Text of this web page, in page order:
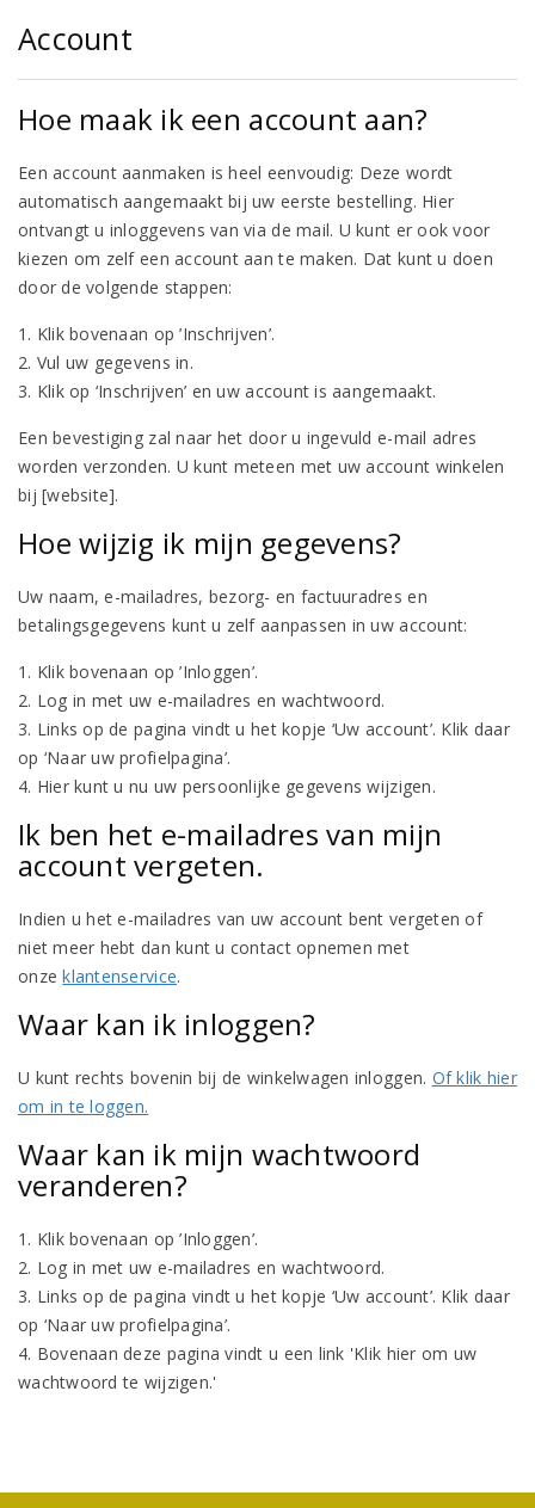
Account
Hoe maak ik een account aan?
Een account aanmaken is heel eenvoudig: Deze wordt
automatisch aangemaakt bij uw eerste bestelling. Hier
ontvangt u inloggevens van via de mail. U kunt er ook voor
kiezen om zelf een account aan te maken. Dat kunt u doen
door de volgende stappen:
1. Klik bovenaan op ’Inschrijven’.
2. Vul uw gegevens in.
3. Klik op ‘Inschrijven’ en uw account is aangemaakt.
Een bevestiging zal naar het door u ingevuld e-mail adres
worden verzonden. U kunt meteen met uw account winkelen
bij [website].
Hoe wijzig ik mijn gegevens?
Uw naam, e-mailadres, bezorg- en factuuradres en
betalingsgegevens kunt u zelf aanpassen in uw account:
1. Klik bovenaan op ’Inloggen’.
2. Log in met uw e-mailadres en wachtwoord.
3. Links op de pagina vindt u het kopje ‘Uw account’. Klik daar
op ‘Naar uw profielpagina’.
4. Hier kunt u nu uw persoonlijke gegevens wijzigen.
Ik ben het e-mailadres van mijn
account vergeten.
Indien u het e-mailadres van uw account bent vergeten of
niet meer hebt dan kunt u contact opnemen met
onzeklantenservice.
Waar kan ik inloggen?
U kunt rechts bovenin bij de winkelwagen inloggen. Of klik hier
om in te loggen.
Waar kan ik mijn wachtwoord
veranderen?
1. Klik bovenaan op ’Inloggen’.
2. Log in met uw e-mailadres en wachtwoord.
3. Links op de pagina vindt u het kopje ‘Uw account’. Klik daar
op ‘Naar uw profielpagina’.
4. Bovenaan deze pagina vindt u een link 'Klik hier om uw
wachtwoord te wijzigen.'